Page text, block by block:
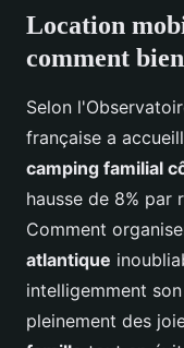
Location
comment
Selon
française a
camping familial
hausse de 8% par
Comment
atlantique
intelligemment
pleinement des